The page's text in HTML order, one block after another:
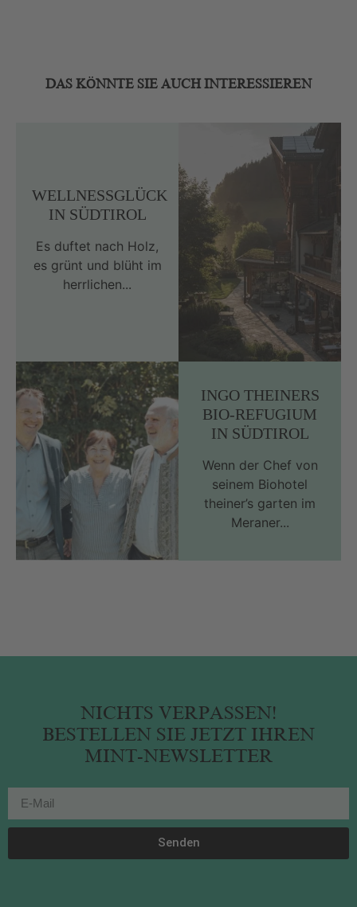
DAS KÖNNTE SIE AUCH INTERESSIEREN
WELLNESSGLÜCK
IN SÜDTIROL
Es duftet nach Holz,
es grünt und blüht im
herrlichen...
INGO THEINERS
BIO-REFUGIUM
IN SÜDTIROL
Wenn der Chef von
seinem Biohotel
theiner’s garten im
Meraner...
NICHTS VERPASSEN!
BESTELLEN SIE JETZT IHREN
MINT-NEWSLETTER
Senden